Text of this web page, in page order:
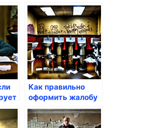
недоступность
услуг ЖК
Как правильно
оформить жалобу
на несоблюдение
санитарных норм